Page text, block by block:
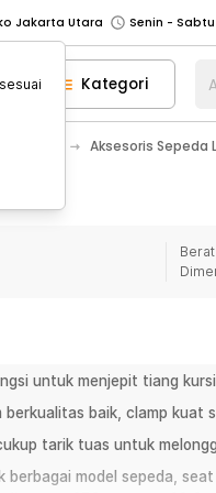
Jakarta Utara
Tangerang
Cikupa
n Go Jakarta Barat
Senin -
n Go Bekasi
Senin - Jumat
Senin - Jumat
Senin -
Jakarta Barat
Senin -
Tangerang
n Go Jakarta Barat
Senin -
n Go Bekasi
Senin - Jumat
n Go Depok
Senin - Jumat
Kategori
Aksesoris Sepeda
untuk menjepit tiang
berkualitas baik, clamp kuat
tarik tuas untuk
berbagai model sepeda,